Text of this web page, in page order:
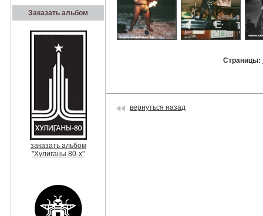
Заказать альбом
заказать альбом
"Хулиганы 80-х"
Страницы:
вернуться назад